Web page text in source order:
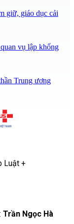
giữ, giáo dục cải
vụ lập khống
Trung ương
Luật +
Trần Ngọc Hà